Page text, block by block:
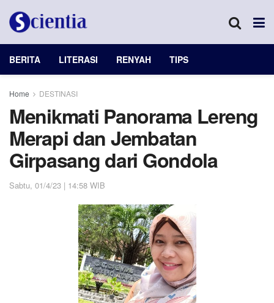
BERITA LITERASI RENYAH TIPS
Home DESTINASI
Menikmati Panorama Lereng
Merapi dan Jembatan
Girpasang dari Gondola
Sabtu, 01/4/23 | 14:58 WIB